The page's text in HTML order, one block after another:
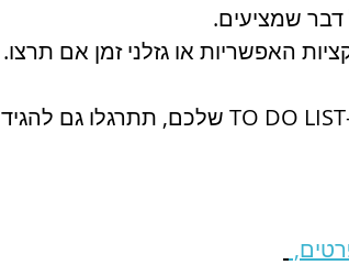
אז סיכמנו? לא מתחילים את היום בלי לכתוב את ה-TO DO LIST שלכם, תתרגלו גם להגיד